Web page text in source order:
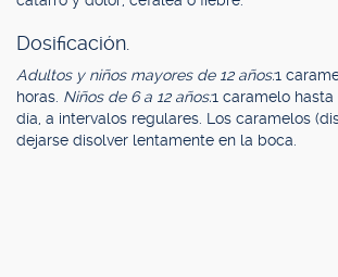
Dosificación.
Adultos y niños mayores de 12 años:1
horas. Niños de 6 a 12 años:1 caramelo
día, a intervalos regulares. Los caramelos
dejarse disolver lentamente en la boca.